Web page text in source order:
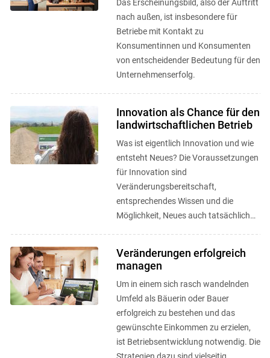
Das Erscheinungsbild, also der Auftritt
nach außen, ist insbesondere für
Betriebe mit Kontakt zu
Konsumentinnen und Konsumenten
von entscheidender Bedeutung für den
Unternehmenserfolg.
Innovation als Chance für den
landwirtschaftlichen Betrieb
Was ist eigentlich Innovation und wie
entsteht Neues? Die Voraussetzungen
für Innovation sind
Veränderungsbereitschaft,
entsprechendes Wissen und die
Möglichkeit, Neues auch tatsächlich
Veränderungen erfolgreich
managen
Um in einem sich rasch wandelnden
Umfeld als Bäuerin oder Bauer
erfolgreich zu bestehen und das
gewünschte Einkommen zu erzielen,
ist Betriebsentwicklung notwendig. Die